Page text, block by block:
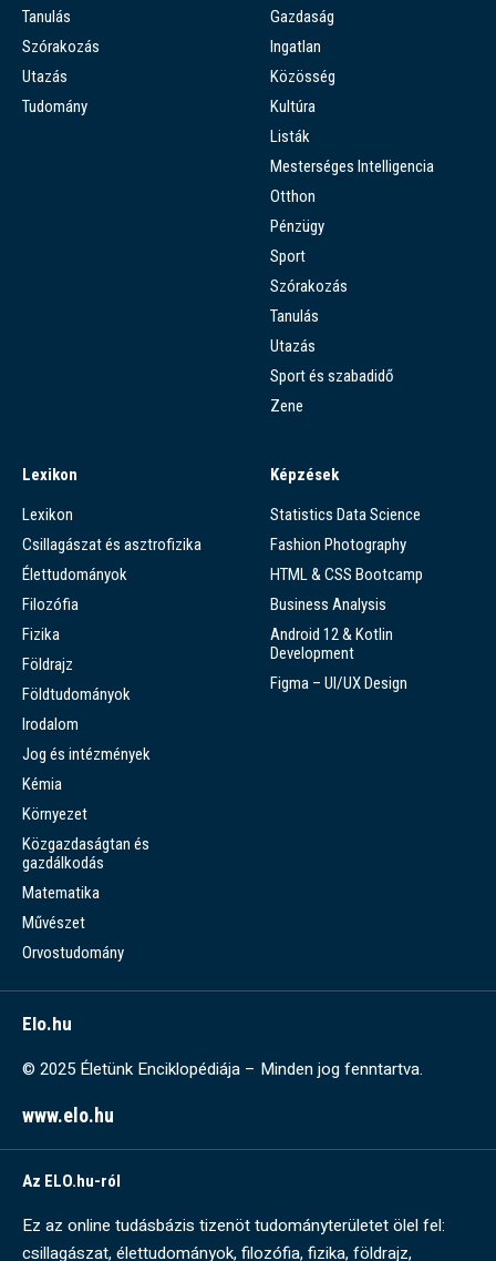
Tanulás
Szórakozás
Utazás
Tudomány
Gazdaság
Ingatlan
Közösség
Kultúra
Listák
Mesterséges Intelligencia
Otthon
Pénzügy
Sport
Szórakozás
Tanulás
Utazás
Sport és szabadidő
Zene
Lexikon
Lexikon
Csillagászat és asztrofizika
Élettudományok
Filozófia
Fizika
Földrajz
Földtudományok
Irodalom
Jog és intézmények
Kémia
Környezet
Közgazdaságtan és
gazdálkodás
Matematika
Művészet
Orvostudomány
Képzések
Statistics Data Science
Fashion Photography
HTML & CSS Bootcamp
Business Analysis
Android 12 & Kotlin
Development
Figma – UI/UX Design
Elo.hu
© 2025 Életünk Enciklopédiája – Minden jog fenntartva.
www.elo.hu
Az ELO.hu-ról
Ez az online tudásbázis tizenöt tudományterületet ölel fel:
csillagászat, élettudományok, filozófia, fizika, földrajz,